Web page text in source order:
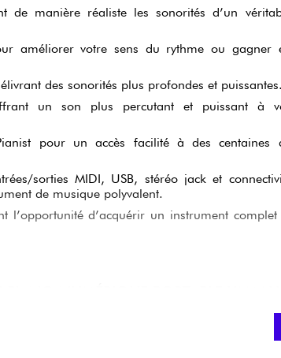
de manière réaliste les sonorités d’un
améliorer votre sens du rythme ou gagner
des sonorités plus profondes et puissantes.
un son plus percutant et puissant à
pour un accès facilité à des centaines
sorties MIDI, USB, stéréo jack et
de musique polyvalent.
l’opportunité d’acquérir un instrument complet